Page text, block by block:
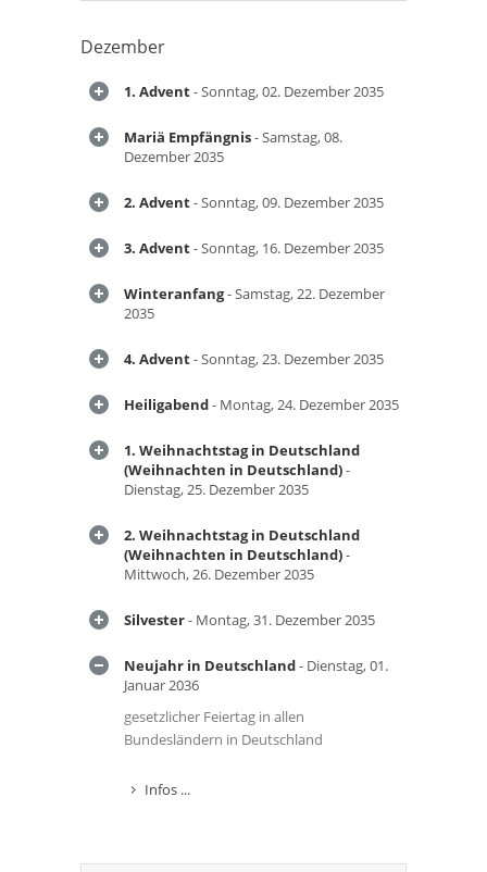
Dezember
1. Advent- Sonntag, 02. Dezember 2035
Mariä Empfängnis- Samstag, 08.
Dezember 2035
2. Advent- Sonntag, 09. Dezember 2035
3. Advent- Sonntag, 16. Dezember 2035
Winteranfang- Samstag, 22. Dezember
2035
4. Advent- Sonntag, 23. Dezember 2035
Heiligabend- Montag, 24. Dezember 2035
1. Weihnachtstag in Deutschland
(Weihnachten in Deutschland)-
Dienstag, 25. Dezember 2035
2. Weihnachtstag in Deutschland
(Weihnachten in Deutschland)-
Mittwoch, 26. Dezember 2035
Silvester- Montag, 31. Dezember 2035
Neujahr in Deutschland- Dienstag, 01.
Januar 2036
gesetzlicher Feiertag in allen
Bundesländern in Deutschland
Infos ...